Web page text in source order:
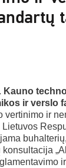
. Kauno
ir verslo
vertinimo ir